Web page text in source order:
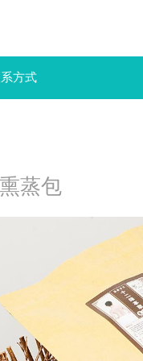
方式
蒸包